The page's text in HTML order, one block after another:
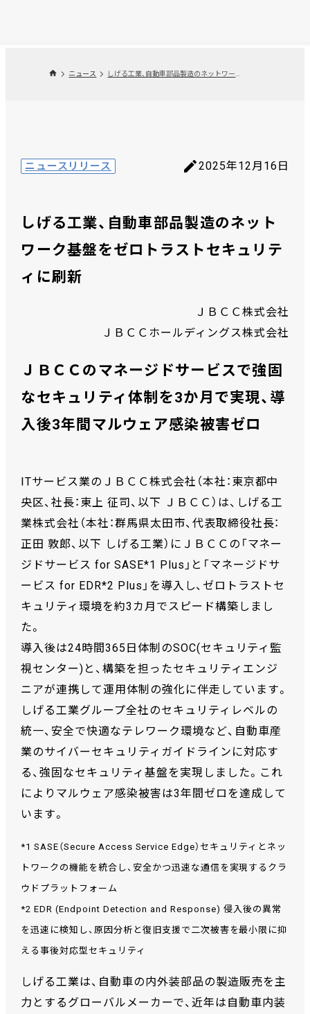
ニュース
ニュースリリース 2025年12月16日
しげる工業、自動車部品製造のネット
ワーク基盤をゼロトラストセキュリテ
ィに刷新
ＪＢＣＣ株式会社
ＪＢＣＣホールディングス株式会社
ＪＢＣＣのマネージドサービスで強固
なセキュリティ体制を3か月で実現、導
入後3年間マルウェア感染被害ゼロ
ITサービス業のＪＢＣＣ株式会社（本社：東京都中
央区、社長：東上 征司、以下 ＪＢＣＣ）は、しげる工
業株式会社（本社：群馬県太田市、代表取締役社長：
正田 敦郎、以下 しげる工業）にＪＢＣＣの「マネー
ジドサービス for SASE*1 Plus」と「マネージドサ
ービス for EDR*2 Plus」を導入し、ゼロトラストセ
キュリティ環境を約3カ月でスピード構築しまし
た。
導入後は24時間365日体制のSOC(セキュリティ監
視センター)と、構築を担ったセキュリティエンジ
ニアが連携して運用体制の強化に伴走しています。
しげる工業グループ全社のセキュリティレベルの
統一、安全で快適なテレワーク環境など、自動車産
業のサイバーセキュリティガイドラインに対応す
る、強固なセキュリティ基盤を実現しました。これ
によりマルウェア感染被害は3年間ゼロを達成して
います。
*1 SASE（Secure Access Service Edge）セキュリティとネッ
トワークの機能を統合し、安全かつ迅速な通信を実現するクラ
ウドプラットフォーム
*2 EDR (Endpoint Detection and Response) 侵入後の異常
を迅速に検知し、原因分析と復旧支援で二次被害を最小限に抑
える事後対応型セキュリティ
しげる工業は、自動車の内外装部品の製造販売を主
力とするグローバルメーカーで、近年は自動車内装